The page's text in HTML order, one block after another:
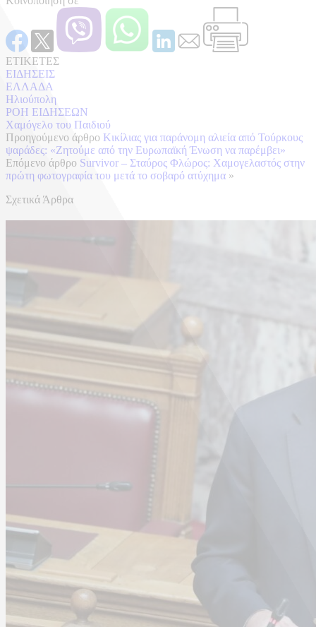
ΕΤΙΚΕΤΕΣ
ΕΙΔΗΣΕΙΣ
ΕΛΛΑΔΑ
Ηλιούπολη
ΡΟΗ ΕΙΔΗΣΕΩΝ
Χαμόγελο του Παιδιού
Προηγούμενο άρθρο Κικίλιας για παράνομη αλιεία από Τούρκους
ψαράδες: «Ζητούμε από την Ευρωπαϊκή Ένωση να παρέμβει»
Επόμενο άρθρο Survivor – Σταύρος Φλώρος: Χαμογελαστός στην
πρώτη φωτογραφία του μετά το σοβαρό ατύχημα »
Σχετικά Άρθρα